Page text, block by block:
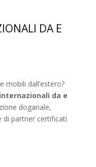
DA E
mobili dall’estero?
da e
doganale,
di partner certificati